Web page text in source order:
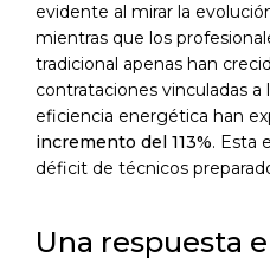
evidente al mirar la
mientras que los
tradicional apenas han
contrataciones vinculadas a
eficiencia energética han
incremento del 113%. Esta
déficit de técnicos
Una respuesta